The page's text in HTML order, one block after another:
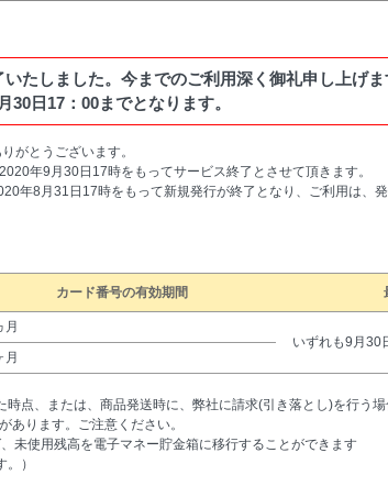
たしました。今までのご利用深く御礼申し上げ
日17：00までとなります。
がとうございます。
年9月30日17時をもってサービス終了とさせて頂きます。
年8月31日17時をもって新規発行が終了となり、ご利用は、
カード番号の有効期間
月
いずれも9月30
月
点、または、商品発送時に、弊社に請求(引き落とし)を行う
あります。ご注意ください。
使用残高を電子マネー貯金箱に移行することができます
）